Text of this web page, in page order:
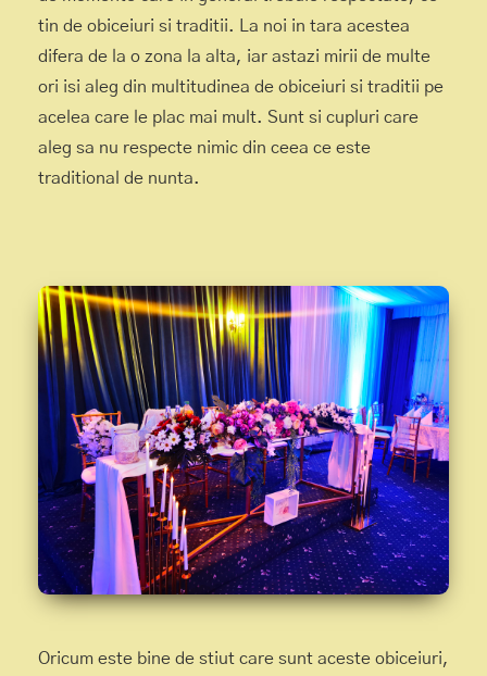
tin de obiceiuri si traditii. La noi in tara acestea
difera de la o zona la alta, iar astazi mirii de multe
ori isi aleg din multitudinea de obiceiuri si traditii pe
acelea care le plac mai mult. Sunt si cupluri care
aleg sa nu respecte nimic din ceea ce este
traditional de nunta.
Oricum este bine de stiut care sunt aceste obiceiuri,